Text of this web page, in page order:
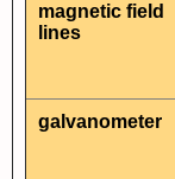
magnetic field
lines
galvanometer